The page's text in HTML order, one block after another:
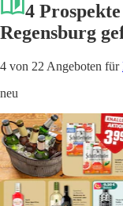
4
Regensburg
4 von 22 Angeboten für
neu